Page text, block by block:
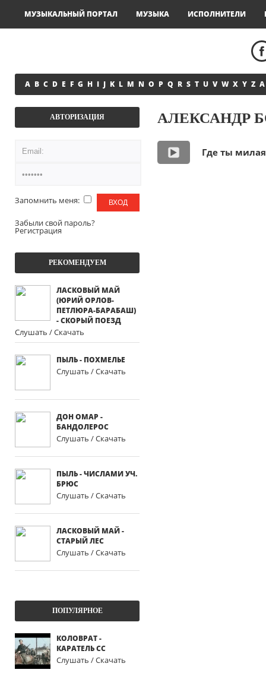
МУЗЫКАЛЬНЫЙ ПОРТАЛ МУЗЫКА ИСПОЛНИТЕЛИ
A B C D E F G H I J K L M N O P Q R S T U V W X Y Z А
АВТОРИЗАЦИЯ
Запомнить меня:
Забыли свой пароль?
Регистрация
РЕКОМЕНДУЕМ
ЛАСКОВЫЙ МАЙ
(ЮРИЙ ОРЛОВ-
ПЕТЛЮРА-БАРАБАШ)
- СКОРЫЙ ПОЕЗД
Слушать / Скачать
ПЫЛЬ - ПОХМЕЛЬЕ
Слушать / Скачать
ДОН ОМАР -
БАНДОЛЕРОС
Слушать / Скачать
ПЫЛЬ - ЧИСЛАМИ УЧ.
БРЮС
Слушать / Скачать
ЛАСКОВЫЙ МАЙ -
СТАРЫЙ ЛЕС
Слушать / Скачать
ПОПУЛЯРНОЕ
КОЛОВРАТ -
КАРАТЕЛЬ СС
Слушать / Скачать
АЛЕКСАНДР
Где ты